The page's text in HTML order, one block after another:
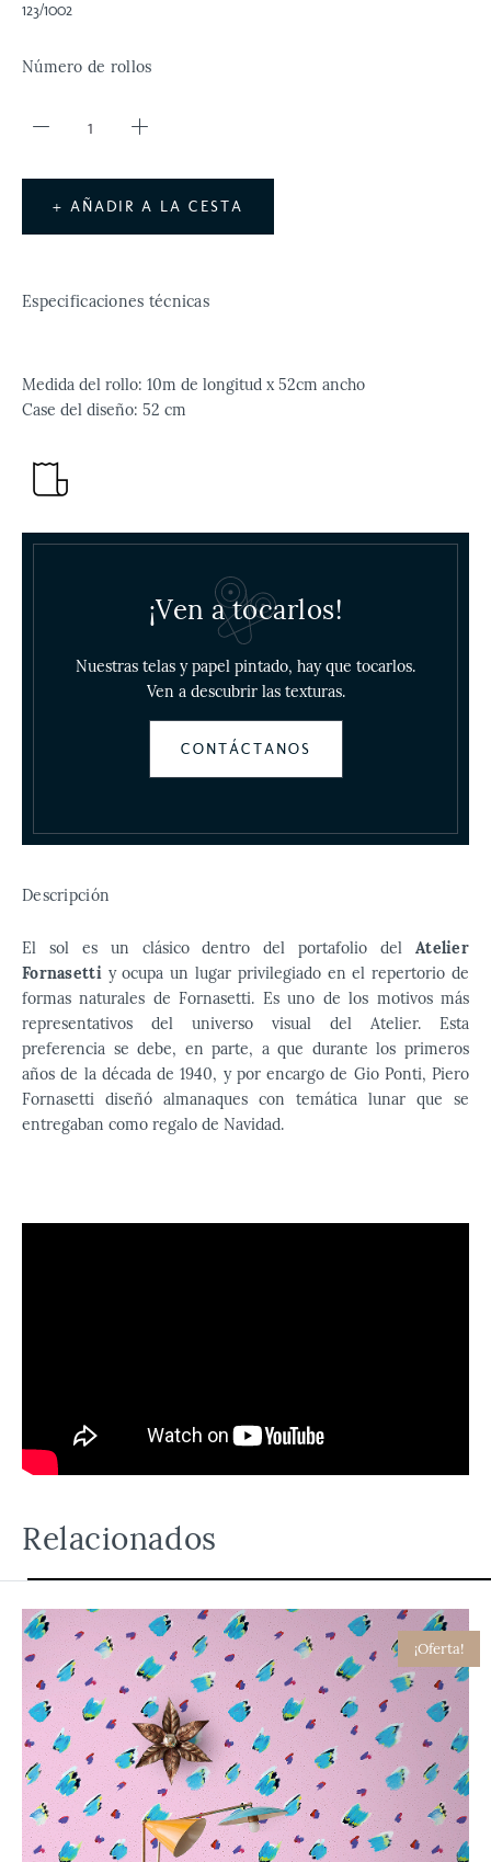
123/1002
Número de rollos
+ AÑADIR A LA CESTA
Especificaciones técnicas
Medida del rollo: 10m de longitud x 52cm ancho
Case del diseño: 52 cm
¡Ven a tocarlos!
Nuestras telas y papel pintado, hay que tocarlos.
Ven a descubrir las texturas.
CONTÁCTANOS
Descripción
El sol es un clásico dentro del portafolio delAtelier
Fornasettiy ocupa un lugar privilegiado en el repertorio de
formas naturales de Fornasetti. Es uno de los motivos más
representativos del universo visual del Atelier. Esta
preferencia se debe, en parte, a que durante los primeros
años de la década de 1940, y por encargo de Gio Ponti, Piero
Fornasetti diseñó almanaques con temática lunar que se
entregaban como regalo de Navidad.
Relacionados
¡Oferta!